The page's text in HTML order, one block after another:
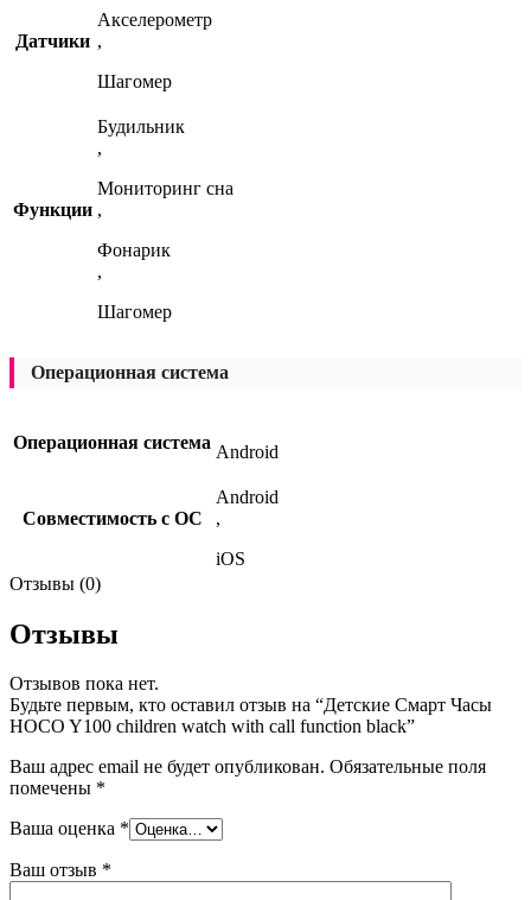
Датчики
Акселерометр
,
Шагомер
Функции
Будильник
,
Мониторинг сна
,
Фонарик
,
Шагомер
Операционная система
Операционная система Android
Совместимость с ОС
Android
,
iOS
Отзывы (0)
Отзывы
Отзывов пока нет.
Будьте первым, кто оставил отзыв на “Детские Смарт Часы
HOCO Y100 children watch with call function black”
Ваш адрес email не будет опубликован. Обязательные поля
помечены *
Ваша оценка *
Ваш отзыв *